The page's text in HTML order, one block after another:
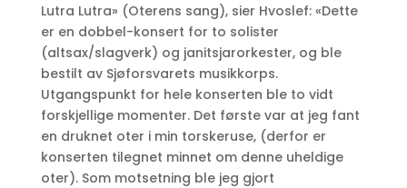
Lutra Lutra» (Oterens sang), sier Hvoslef: «Dette
er en dobbel-konsert for to solister
(altsax/slagverk) og janitsjarorkester, og ble
bestilt av Sjøforsvarets musikkorps.
Utgangspunkt for hele konserten ble to vidt
forskjellige momenter. Det første var at jeg fant
en druknet oter i min torskeruse, (derfor er
konserten tilegnet minnet om denne uheldige
oter). Som motsetning ble jeg gjort